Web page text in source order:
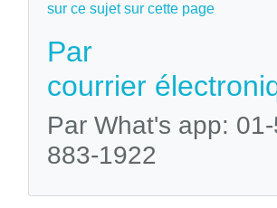
sur ce sujet sur cette page
Par
courrier
Par What's app:
883-1922